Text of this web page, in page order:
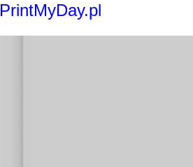
Edytuj
PrintMyDay.pl